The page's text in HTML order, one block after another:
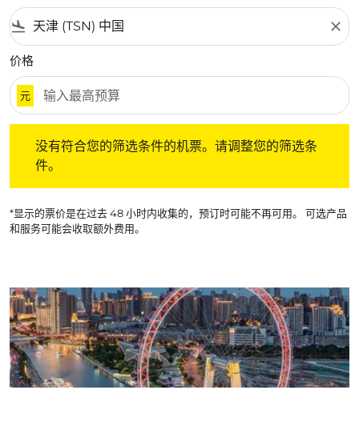
flight_land close
价格
元
没有符合您的筛选条件的机票。请调整您的筛选条
件。
*显示的票价是在过去 48 小时内收集的，预订时可能不再可用。 可选产品
和服务可能会收取额外费用。